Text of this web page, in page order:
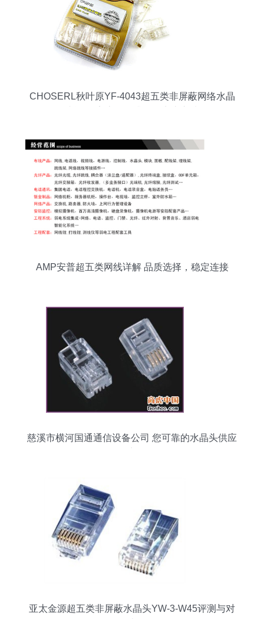
CHOSERL秋叶原YF-4043超五类非屏蔽网络水晶
AMP安普超五类网线详解 品质选择，稳定连接
慈溪市横河国通通信设备公司 您可靠的水晶头供应
亚太金源超五类非屏蔽水晶头YW-3-W45评测与对